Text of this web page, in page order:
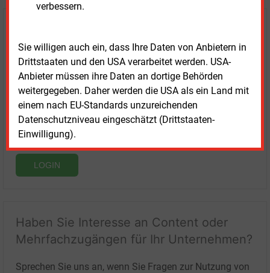
verbessern.
Sie willigen auch ein, dass Ihre Daten von Anbietern in
Drittstaaten und den USA verarbeitet werden. USA-
Anbieter müssen ihre Daten an dortige Behörden
weitergegeben. Daher werden die USA als ein Land mit
einem nach EU-Standards unzureichenden
Datenschutzniveau eingeschätzt (Drittstaaten-
Einwilligung).
LOGIN
Haben Sie Interesse an Content oder
Mehrfachzugängen für Ihr Unternehmen?
Sprechen Sie uns an, wenn Sie Fragen zur Nutzung von